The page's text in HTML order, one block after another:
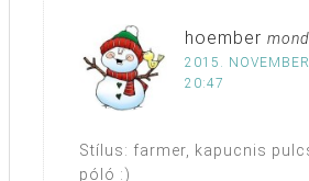
hoember
2015.
20:47
Stílus: farmer, kapucnis
póló :)